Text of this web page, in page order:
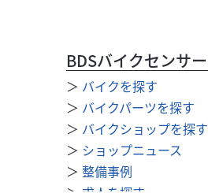
BDSバイクセンサー
＞ バイクを探す
＞ バイクパーツを探す
＞ バイクショップを探す
＞ ショップニュース
＞ 整備事例